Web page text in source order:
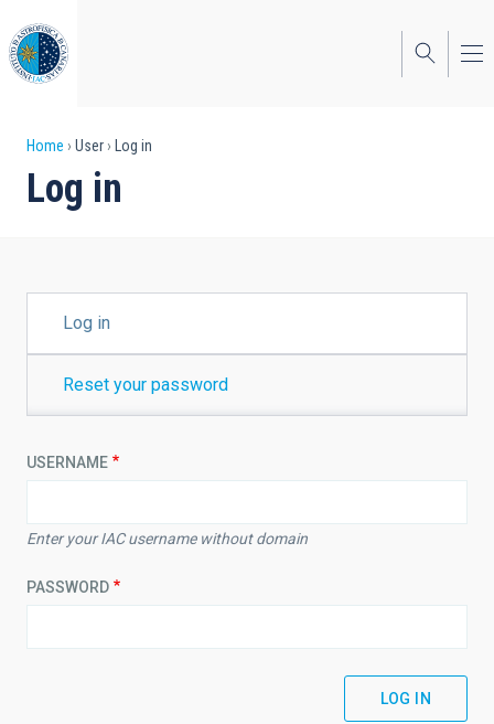
to
main
content
Breadcrumb
Home User Log in
Log in
TABSLog in
Reset your password
USERNAME
Enter your IAC username without domain
PASSWORD